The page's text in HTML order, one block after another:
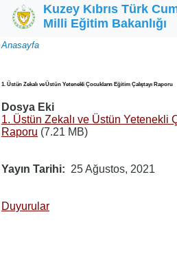
Ana içeriğe atla
Kuzey Kıbrıs Türk
Milli Eğitim Bakanlığı
Sayfa
Anasayfa
1. Üstün Zekalı ve Üstün Yetenekli Çocukların Eğitim Çalıştayı Raporu
Dosya Eki
1. Üstün Zekalı ve Üstün Yetenekli
Raporu (7.21 MB)
Yayın Tarihi 25 Ağustos, 2021
Duyurular